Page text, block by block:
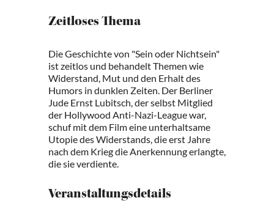
Zeitloses Thema
Die Geschichte von "Sein oder Nichtsein"
ist zeitlos und behandelt Themen wie
Widerstand, Mut und den Erhalt des
Humors in dunklen Zeiten. Der Berliner
Jude Ernst Lubitsch, der selbst Mitglied
der Hollywood Anti-Nazi-League war,
schuf mit dem Film eine unterhaltsame
Utopie des Widerstands, die erst Jahre
nach dem Krieg die Anerkennung erlangte,
die sie verdiente.
Veranstaltungsdetails